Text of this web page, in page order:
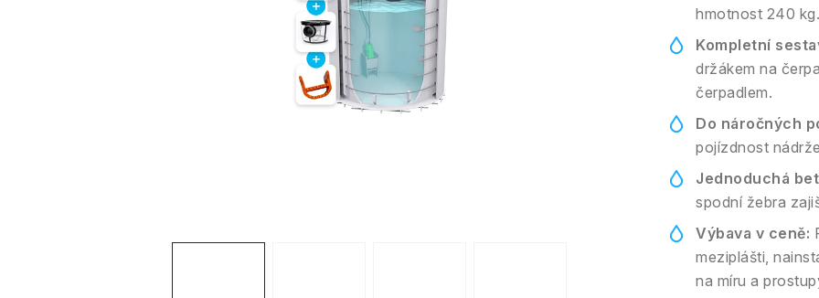
hmotnost 240 kg.
Kompletní
držákem na
čerpadlem.
Do náročných
pojízdnost
Jednoduchá
spodní žebra
Výbava v ceně:
meziplášti,
na míru a